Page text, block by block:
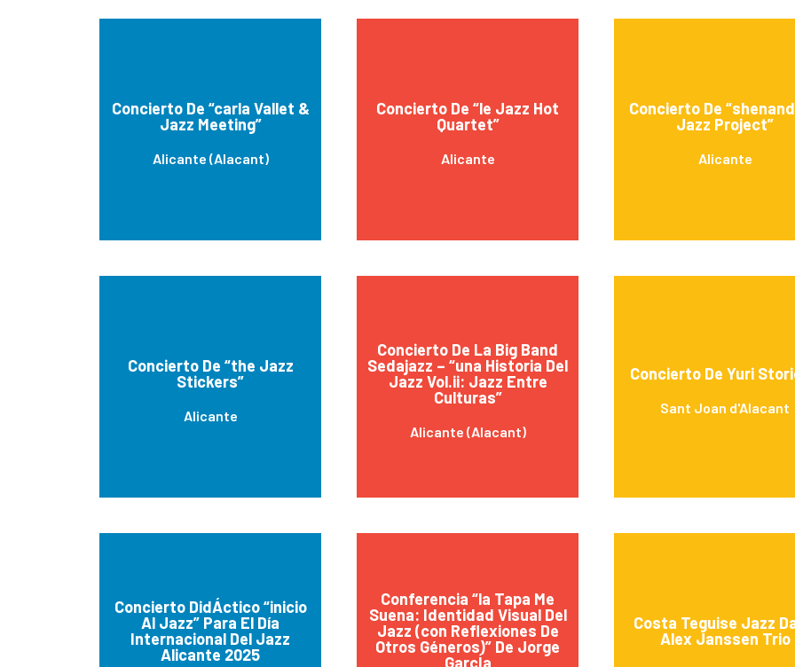
Concierto De “carla Vallet &
Jazz Meeting”
Alicante (Alacant)
Concierto De “le Jazz Hot
Quartet”
Alicante
Concierto De
Jazz Project”
Alicante
Concierto De “the Jazz
Stickers”
Alicante
Concierto De La Big Band
Sedajazz – “una Historia Del
Jazz Vol.ii: Jazz Entre
Culturas”
Alicante (Alacant)
Concierto De Yuri
Sant Joan d'Alacant
Concierto DidÁctico “inicio
Al Jazz” Para El Día
Internacional Del Jazz
Alicante 2025
Conferencia “la Tapa Me
Suena: Identidad Visual Del
Jazz (con Reflexiones De
Otros Géneros)” De Jorge
GarcÍa
Costa Teguise Jazz
Alex Janssen Trio